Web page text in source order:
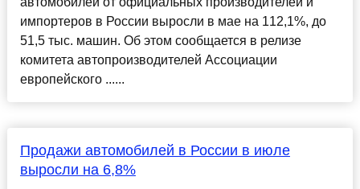
импортеров в России выросли в мае на 112,1%, до
51,5 тыс. машин. Об этом сообщается в релизе
комитета автопроизводителей Ассоциации
европейского ......
Продажи автомобилей в России в июле
выросли на 6,8%